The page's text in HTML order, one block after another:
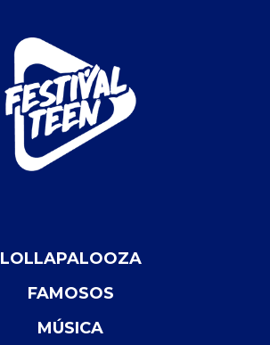
LOLLAPALOOZA
FAMOSOS
MÚSICA